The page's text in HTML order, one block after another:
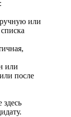
или
или
после